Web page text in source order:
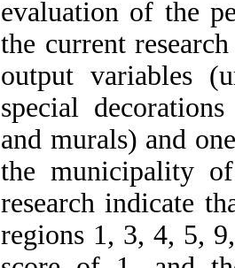
evaluation of the
the current
output variables
special
and murals) and
the municipality
research indicate
regions 1, 3, 4, 5,